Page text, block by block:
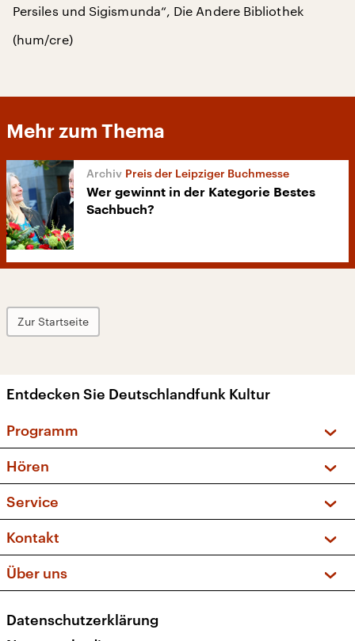
Persiles und Sigismunda“, Die Andere Bibliothek
(hum/cre)
Mehr zum Thema
Preis der Leipziger Buchmesse
Wer gewinnt in der Kategorie Bestes
Sachbuch?
Zur Startseite
Entdecken Sie Deutschlandfunk Kultur
Programm
Sendungen und Podcasts
Musikliste
Kakadu – Das Kinderprogramm
Hören
Frequenzen (UKW + DAB+)
Service
FAQ
Apps
Newsletter
Veranstaltungen
Kontakt
Social Media
Über uns
Presse
Datenschutzerklärung